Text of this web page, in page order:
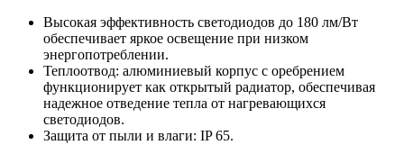
Высокая эффективность светодиодов до 180 лм/Вт
обеспечивает яркое освещение при низком
энергопотреблении.
Теплоотвод: алюминиевый корпус с оребрением
функционирует как открытый радиатор, обеспечивая
надежное отведение тепла от нагревающихся
светодиодов.
Защита от пыли и влаги: IP 65.